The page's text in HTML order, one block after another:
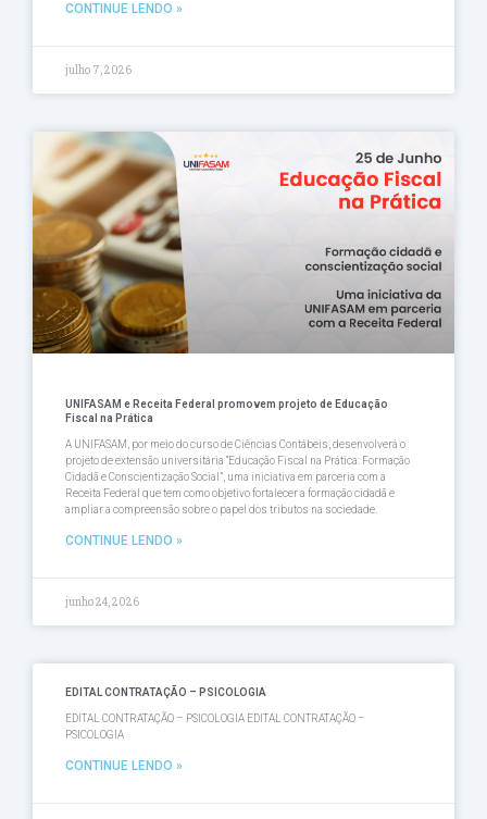
CONTINUE LENDO »
julho 7, 2026
UNIFASAM e Receita Federal promovem projeto de Educação
Fiscal na Prática
A UNIFASAM, por meio do curso de Ciências Contábeis, desenvolverá o
projeto de extensão universitária “Educação Fiscal na Prática: Formação
Cidadã e Conscientização Social”, uma iniciativa em parceria com a
Receita Federal que tem como objetivo fortalecer a formação cidadã e
ampliar a compreensão sobre o papel dos tributos na sociedade.
CONTINUE LENDO »
junho 24, 2026
EDITAL CONTRATAÇÃO – PSICOLOGIA
EDITAL CONTRATAÇÃO – PSICOLOGIA EDITAL CONTRATAÇÃO –
PSICOLOGIA
CONTINUE LENDO »